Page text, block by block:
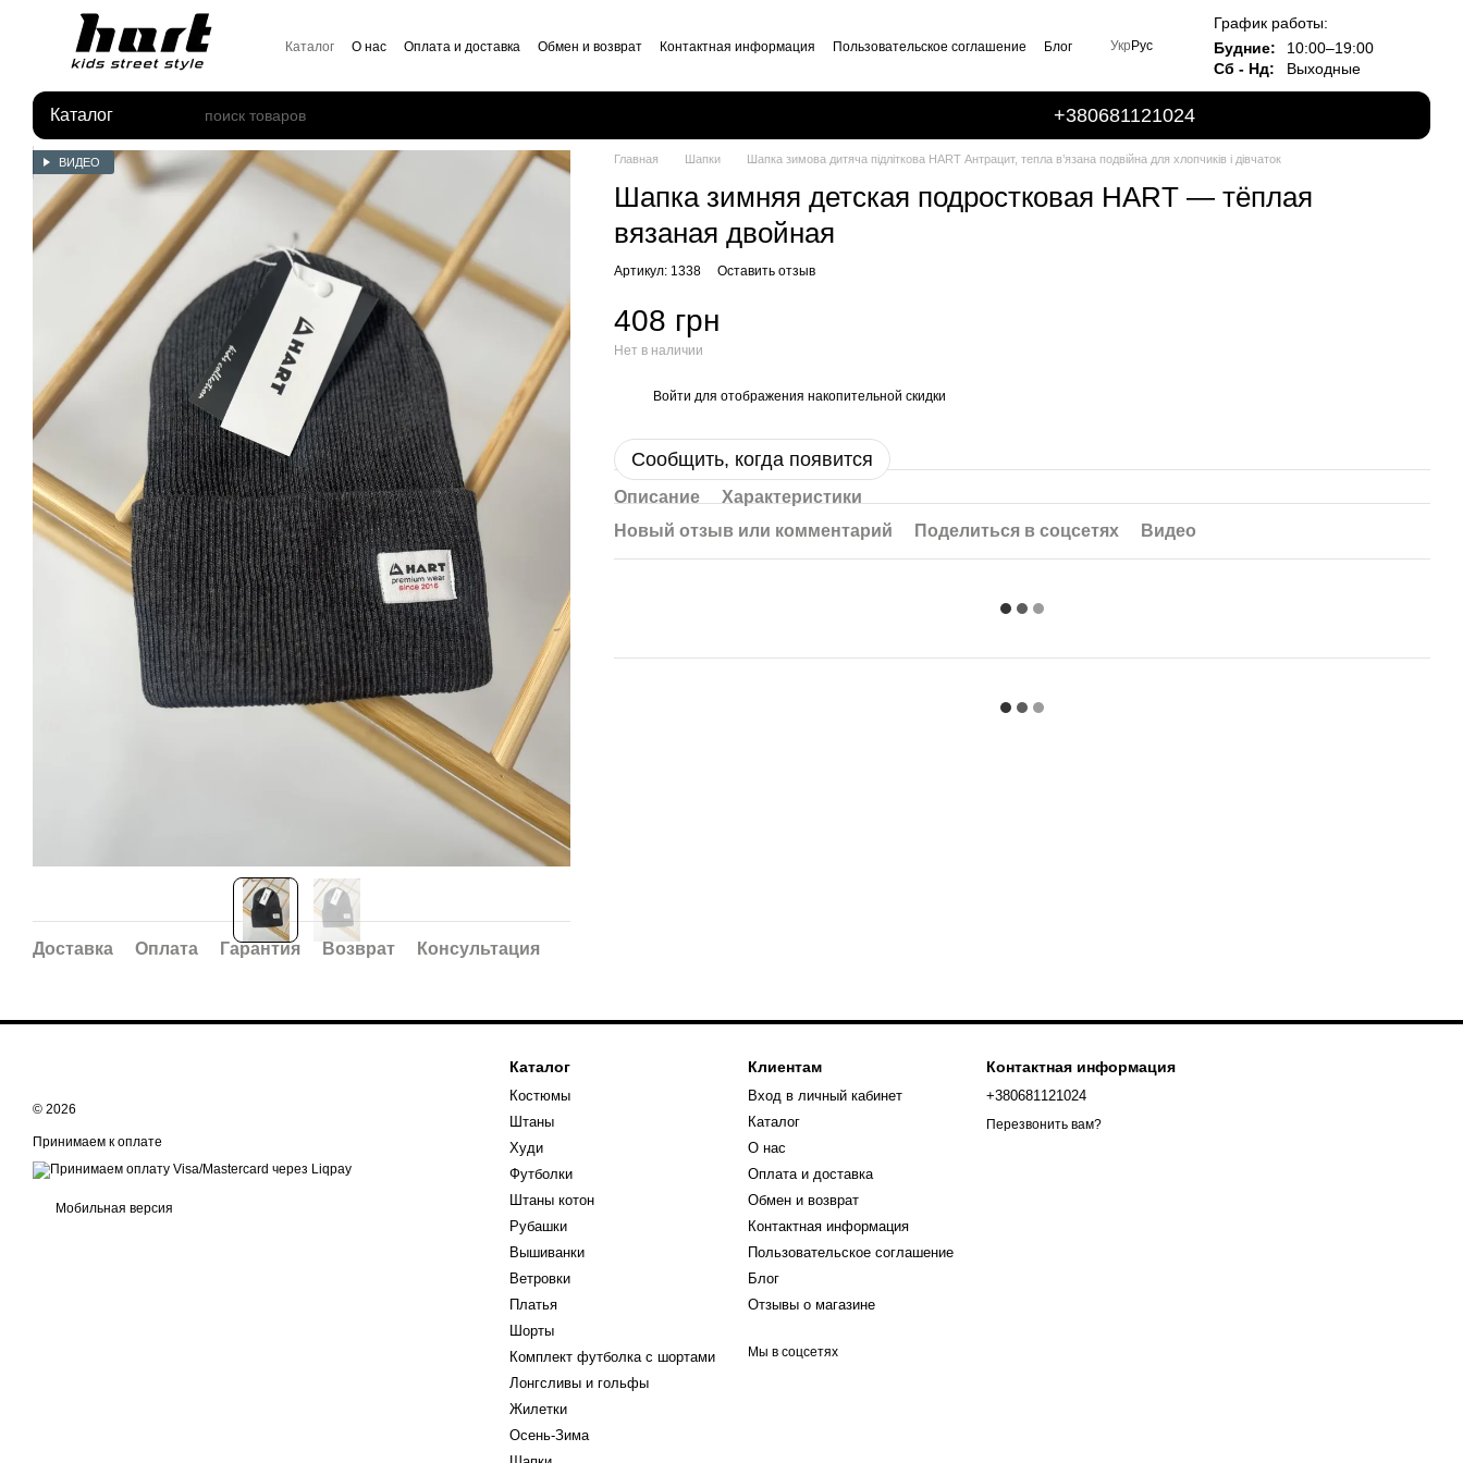
Перейти к основному контенту
Каталог О нас Оплата и доставка Обмен и возврат Контактная информация Пользовательское соглашение
Блог
Укр Рус
График работы:
Будние:
10:00–19:00
Сб - Нд:
Выходные
Каталог +380681121024
ВИДЕО
Доставка Оплата Гарантия Возврат Консультация
Главная Шапки Шапка зимова дитяча підліткова HART Антрацит, тепла в’язана подвійна для хлопчиків і дівчаток
Шапка зимняя детская подростковая HART — тёплая
вязаная двойная
Артикул: 1338 Оставить отзыв
408 грн
Нет в наличии
Войти для отображения накопительной скидки
Сообщить, когда появится
Описание
Характеристики
Новый отзыв или комментарий
Поделиться в соцсетях Видео
© 2026
Принимаем к оплате
Мобильная версия
Каталог
Костюмы
Штаны
Худи
Футболки
Штаны котон
Рубашки
Вышиванки
Ветровки
Платья
Шорты
Комплект футболка с шортами
Лонгсливы и гольфы
Жилетки
Осень-Зима
Клиентам
Вход в личный кабинет
Каталог
О нас
Оплата и доставка
Обмен и возврат
Контактная информация
Пользовательское соглашение
Блог
Отзывы о магазине
Мы в соцсетях
Контактная информация
+380681121024
Перезвонить вам?